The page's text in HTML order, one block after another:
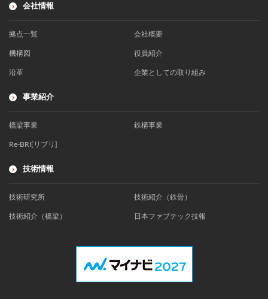
会社情報
拠点一覧 会社概要
機構図 役員紹介
沿革 企業としての取り組み
事業紹介
橋梁事業 鉄構事業
Re-BRI[リブリ]
技術情報
技術研究所 技術紹介（鉄骨）
技術紹介（橋梁） 日本ファブテック技報